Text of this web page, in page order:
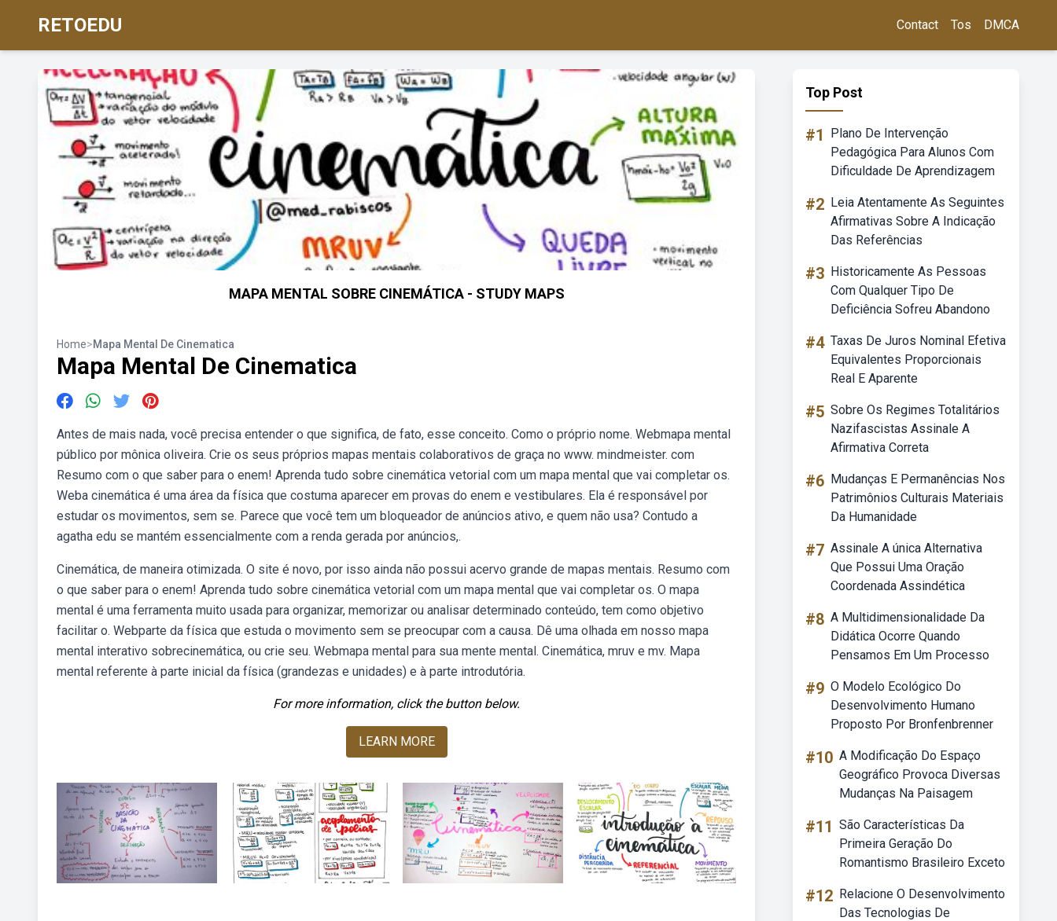
RETOEDU Contact Tos DMCA
MAPA MENTAL SOBRE CINEMÁTICA - STUDY MAPS
Home>Mapa Mental De Cinematica
Mapa Mental De Cinematica
Antes de mais nada, você precisa entender o que significa, de fato, esse conceito. Como o próprio nome. Webmapa mental
público por mônica oliveira. Crie os seus próprios mapas mentais colaborativos de graça no www. mindmeister. com
Resumo com o que saber para o enem! Aprenda tudo sobre cinemática vetorial com um mapa mental que vai completar os.
Weba cinemática é uma área da física que costuma aparecer em provas do enem e vestibulares. Ela é responsável por
estudar os movimentos, sem se. Parece que você tem um bloqueador de anúncios ativo, e quem não usa? Contudo a
agatha edu se mantém essencialmente com a renda gerada por anúncios,.
Cinemática, de maneira otimizada. O site é novo, por isso ainda não possui acervo grande de mapas mentais. Resumo com
o que saber para o enem! Aprenda tudo sobre cinemática vetorial com um mapa mental que vai completar os. O mapa
mental é uma ferramenta muito usada para organizar, memorizar ou analisar determinado conteúdo, tem como objetivo
facilitar o. Webparte da física que estuda o movimento sem se preocupar com a causa. Dê uma olhada em nosso mapa
mental interativo sobrecinemática, ou crie seu. Webmapa mental para sua mente mental. Cinemática, mruv e mv. Mapa
mental referente à parte inicial da física (grandezas e unidades) e à parte introdutória.
For more information, click the button below.
LEARN MORE
Top Post
#1
Plano De Intervenção
Pedagógica Para Alunos Com
Dificuldade De Aprendizagem
#2 Leia Atentamente As Seguintes
Afirmativas Sobre A Indicação
Das Referências
#3 Historicamente As Pessoas
Com Qualquer Tipo De
Deficiência Sofreu Abandono
#4 Taxas De Juros Nominal Efetiva
Equivalentes Proporcionais
Real E Aparente
#5 Sobre Os Regimes Totalitários
Nazifascistas Assinale A
Afirmativa Correta
#6 Mudanças E Permanências Nos
Patrimônios Culturais Materiais
Da Humanidade
#7 Assinale A única Alternativa
Que Possui Uma Oração
Coordenada Assindética
#8 A Multidimensionalidade Da
Didática Ocorre Quando
Pensamos Em Um Processo
#9 O Modelo Ecológico Do
Desenvolvimento Humano
Proposto Por Bronfenbrenner
#10 A Modificação Do Espaço
Geográfico Provoca Diversas
Mudanças Na Paisagem
#11 São Características Da
Primeira Geração Do
Romantismo Brasileiro Exceto
#12 Relacione O Desenvolvimento
Das Tecnologias De